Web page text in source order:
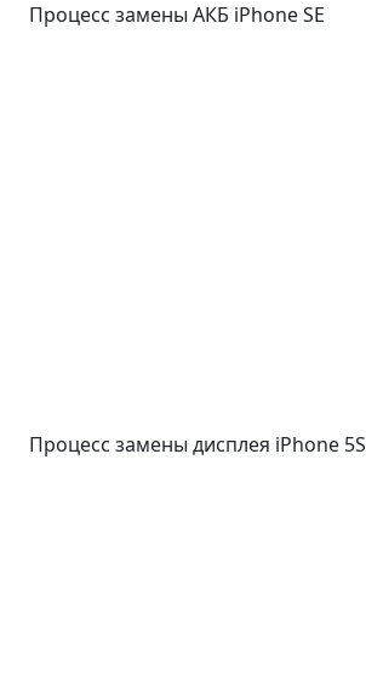
Процесс замены АКБ iPhone SE
Процесс замены дисплея iPhone 5S